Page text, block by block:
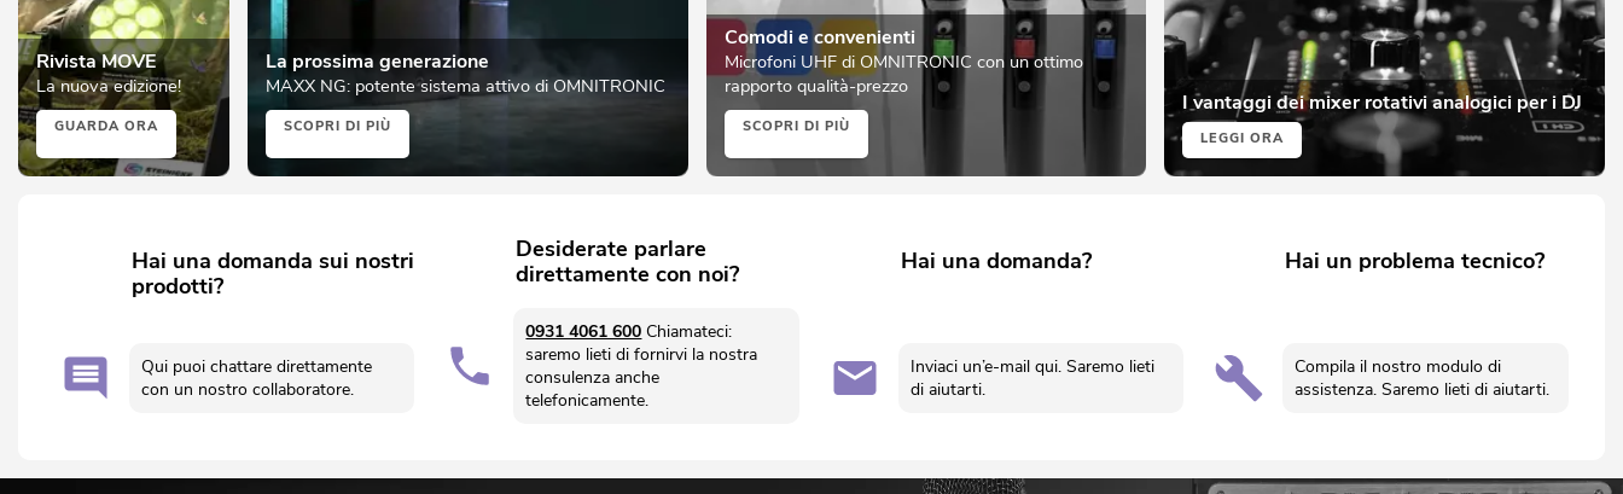
Rivista MOVE
La nuova edizione!
GUARDA ORA
La prossima generazione
MAXX NG: potente sistema attivo di OMNITRONIC
SCOPRI DI PIÙ
Comodi e convenienti
Microfoni UHF di OMNITRONIC con un ottimo
rapporto qualità-prezzo
SCOPRI DI PIÙ
I vantaggi dei mixer rotativi analogici per i DJ
LEGGI ORA
Hai una domanda sui nostri
prodotti?
Qui puoi chattare direttamente
con un nostro collaboratore.
Desiderate parlare
direttamente con noi?
0931 4061 600 Chiamateci:
saremo lieti di fornirvi la nostra
consulenza anche
telefonicamente.
Hai una domanda?
Inviaci un’e-mail qui. Saremo lieti
di aiutarti.
Hai un problema tecnico?
Compila il nostro modulo di
assistenza. Saremo lieti di aiutarti.